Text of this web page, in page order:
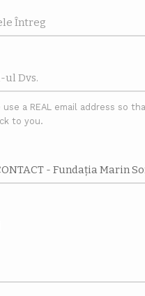
use a REAL email address so
to you.